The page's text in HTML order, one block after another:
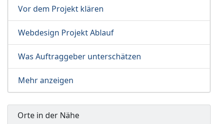
Vor dem Projekt klären
Webdesign Projekt Ablauf
Was Auftraggeber unterschätzen
Mehr anzeigen
Orte in der Nähe